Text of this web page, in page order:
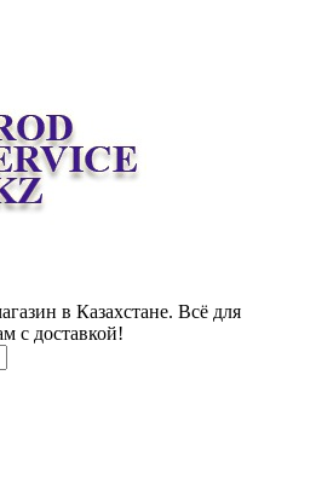
в Казахстане. Всё для
с доставкой!